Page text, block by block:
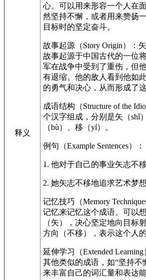
释义
心。可以用来形容一个人在
然坚持不懈，或者用来赞扬
目标时的坚定奋斗。
故事起源（Story Origin）：
故事起源于中国古代的一位
军在战争中受到了重伤，但
有退缩。他的敌人看到他如
的勇气和决心，从而形成了这
成语结构（Structure of the
个汉字组成，分别是矢（shǐ
（bù）、移（yí）。
例句（Example Sentences）：
1. 他对于自己的事业矢志不
2. 她矢志不移地追求艺术梦
记忆技巧（Memory
记忆来记忆这个成语。可以
（矢），决心坚定地向目标
方向（不移），表示这个人
延伸学习（Extended
其他类似的成语，如“坚持不
来丰富自己的词汇量和表达能